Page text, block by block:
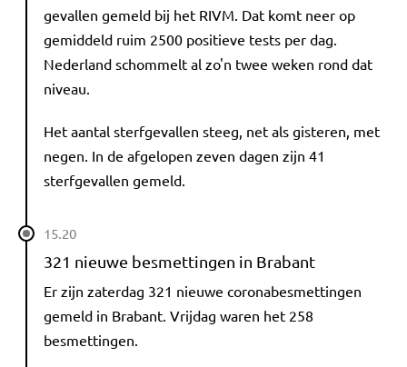
gevallen gemeld bij het RIVM. Dat komt neer op
gemiddeld ruim 2500 positieve tests per dag.
Nederland schommelt al zo'n twee weken rond dat
niveau.
Het aantal sterfgevallen steeg, net als gisteren, met
negen. In de afgelopen zeven dagen zijn 41
sterfgevallen gemeld.
15.20
321 nieuwe besmettingen in Brabant
Er zijn zaterdag 321 nieuwe coronabesmettingen
gemeld in Brabant. Vrijdag waren het 258
besmettingen.